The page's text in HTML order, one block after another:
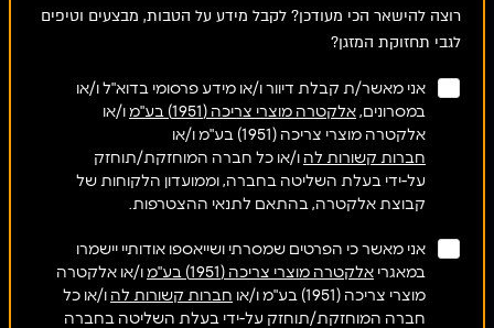
375.ת.ד, בועיינה נוג'ידאת
04-6705953
אלאנואר מקאלדה בעמ
נווט
, באקה אל גרבייה
רוצה להישאר הכי מעודכן? לקבל מידע על הטבות, מבצעים וטיפים
לגבי תחזוקת המזגן?
אני מאשר/ת קבלת דיוור ו/או מידע פרסומי בדוא"ל ו/או
במסרונים, אלקטרה מוצרי צריכה (1951) בע"מ
ו/או
אלקטרה מוצרי צריכה (1951) בע"מ ו/או
חברות קשורות לה ו/או כל חברה המוחזקת/תוחזק
על-ידי בעלת השליטה בחברה, וממועדון הלקוחות של
קבוצת אלקטרה, בהתאם לתנאי ההצטרפות.
אני מאשר כי הפרטים שמסרתי ושייאספו אודותיי יישמרו
במאגרי אלקטרה מוצרי צריכה (1951) בע"מ
ו/או אלקטרה
מוצרי צריכה (1951) בע"מ ו/או
חברות קשורות לה ו/או כל
חברה המוחזקת/תוחזק על-ידי בעלת השליטה בחברה